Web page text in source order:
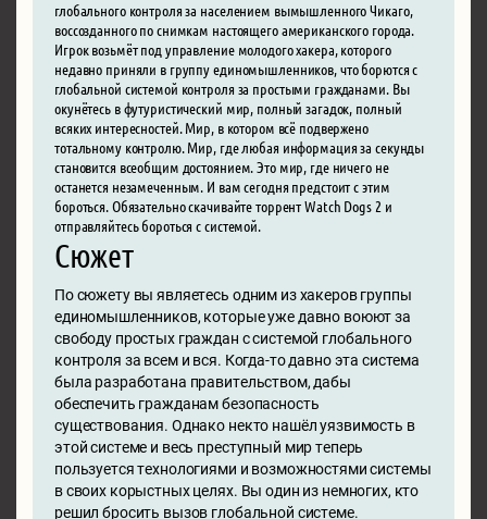
глобального контроля за населением вымышленного Чикаго,
воссозданного по снимкам настоящего американского города.
Игрок возьмёт под управление молодого хакера, которого
недавно приняли в группу единомышленников, что борются с
глобальной системой контроля за простыми гражданами. Вы
окунётесь в футуристический мир, полный загадок, полный
всяких интересностей. Мир, в котором всё подвержено
тотальному контролю. Мир, где любая информация за секунды
становится всеобщим достоянием. Это мир, где ничего не
останется незамеченным. И вам сегодня предстоит с этим
бороться. Обязательно скачивайте торрент Watch Dogs 2 и
отправляйтесь бороться с системой.
Сюжет
По сюжету вы являетесь одним из хакеров группы
единомышленников, которые уже давно воюют за
свободу простых граждан с системой глобального
контроля за всем и вся. Когда-то давно эта система
была разработана правительством, дабы
обеспечить гражданам безопасность
существования. Однако некто нашёл уязвимость в
этой системе и весь преступный мир теперь
пользуется технологиями и возможностями системы
в своих корыстных целях. Вы один из немногих, кто
решил бросить вызов глобальной системе.